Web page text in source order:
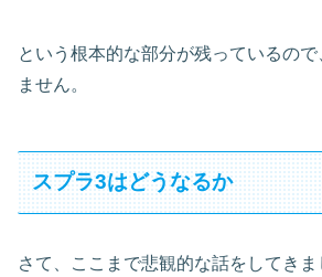
という根本的な部分が残っているの
ません。
スプラ3はどうなるか
さて、ここまで悲観的な話をしてき